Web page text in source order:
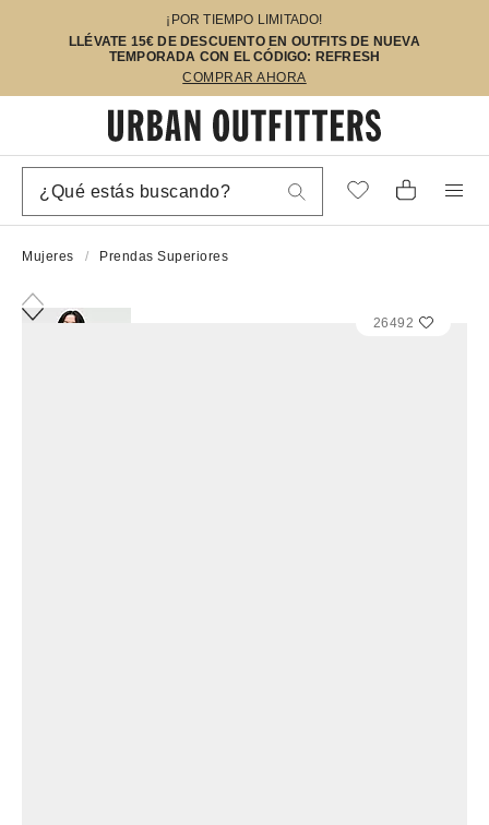
¡POR TIEMPO LIMITADO!
LLÉVATE 15€ DE DESCUENTO EN OUTFITS DE NUEVA
TEMPORADA CON EL CÓDIGO: REFRESH
COMPRAR AHORA
Mujeres Prendas Superiores
26492